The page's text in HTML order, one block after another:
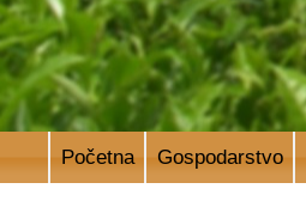
Početna Gospodarstvo